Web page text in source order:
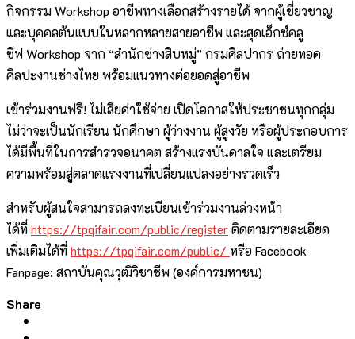
กิจกรรม Workshop อาชีพทางเลือกสร้างรายได้ จากผู้เชี่ยวชาญ
และบุคคลต้นแบบในหลากหลายสายอาชีพ และสุดเอ็กซ์คลู
ซีฟ Workshop จาก “สำนักช่างสิบหมู่” กรมศิลปากร ถ่ายทอด
ศิลปะงานช่างไทย พร้อมแนวทางต่อยอดสู่อาชีพ
เข้าร่วมงานฟรี! ไม่เสียค่าใช้จ่าย เปิดโอกาสให้ประชาชนทุกกลุ่ม
ไม่ว่าจะเป็นนักเรียน นักศึกษา ผู้ว่างงาน ผู้สูงวัย หรือผู้ประกอบการ
ได้มีพื้นที่ในการสำรวจอนาคต สร้างแรงบันดาลใจ และเตรียม
ความพร้อมสู่ตลาดแรงงานที่เปลี่ยนแปลงอย่างรวดเร็ว
สำหรับผู้สนใจสามารถลงทะเบียนเข้าร่วมงานล่วงหน้า
ได้ที่https://tpqifair.com/public/registerติดตามรายละเอียด
เพิ่มเติมได้ที่https://tpqifair.com/public/ หรือ Facebook
Fanpage: สถาบันคุณวุฒิวิชาชีพ (องค์การมหาชน)
Share